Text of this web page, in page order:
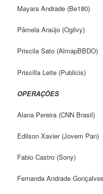
Mayara Andrade (Be180)
Pâmela Araújo (Ogilvy)
Priscila Sato (AlmapBBDO)
Priscilla Leite (Publicis)
OPERAÇÕES
Alana Pereira (CNN Brasil)
Edilson Xavier (Jovem Pan)
Fabio Castro (Sony)
Fernanda Andrade